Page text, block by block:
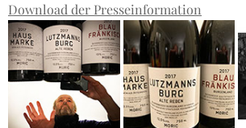
Download der Presseinformation